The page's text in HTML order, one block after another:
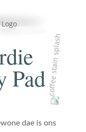
Pad
dae is ons